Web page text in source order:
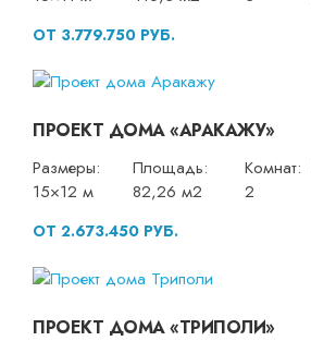
ОТ 3.779.750 РУБ.
ПРОЕКТ ДОМА «АРАКАЖУ»
Размеры:
15×12 м
Площадь:
82,26 м2
Комнат:
2
ОТ 2.673.450 РУБ.
ПРОЕКТ ДОМА «ТРИПОЛИ»